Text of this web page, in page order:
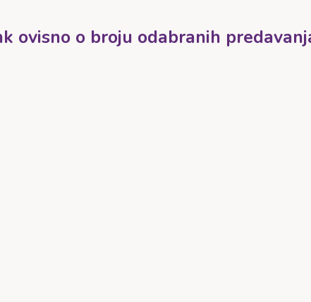
ovisno o broju odabranih